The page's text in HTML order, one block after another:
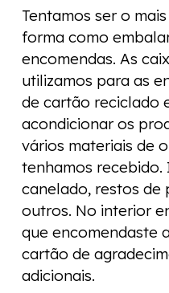
Tentamos ser o
forma como
encomendas. As
utilizamos para as
de cartão reciclado
acondicionar os
vários materiais de
tenhamos
canelado, restos
outros. No interior
que encomendaste
cartão de
adicionais.